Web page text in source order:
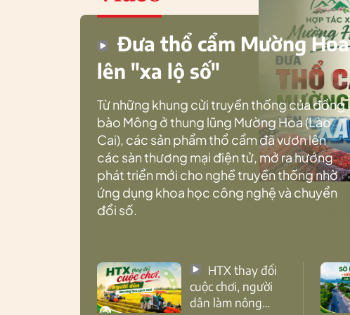
Đưa thổ cẩm Mường Hoa
lên "xa lộ số"
Từ những khung cửi truyền thống của đồng
bào Mông ở thung lũng Mường Hoa (Lào
Cai), các sản phẩm thổ cẩm đã vươn lên
các sàn thương mại điện tử, mở ra hướng
phát triển mới cho nghề truyền thống nhờ
ứng dụng khoa học công nghệ và chuyển
đổi số.
cuộc chơi, người
dân làm nông